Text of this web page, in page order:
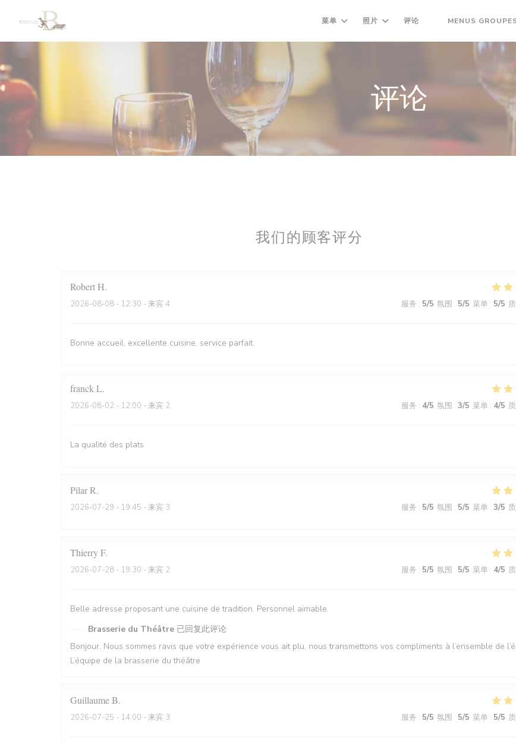
菜单 照片 评论 MENUS
评论
我们的顾客评分
RobertH
2026-08-08 - 12:30 - 来宾 4 服务 : 5/5 氛围 : 5/5 菜单 : 5/5
Bonne accueil, excellente cuisine, service parfait.
franck L
2026-08-02 - 12:00 - 来宾 2 服务 : 4/5 氛围 : 3/5 菜单 : 4/5
La qualité des plats
PilarR
2026-07-29 - 19:45 - 来宾 3 服务 : 5/5 氛围 : 5/5 菜单 : 3/5
ThierryF
2026-07-28 - 19:30 - 来宾 2 服务 : 5/5 氛围 : 5/5 菜单 : 4/5
Belle adresse proposant une cuisine de tradition. Personnel aimable.
Brasserie du Théâtre 已回复此评论
Bonjour, Nous sommes ravis que votre expérience vous ait plu, nous transmettons vos compliments à l’ensemble de
L’équipe de la brasserie du théâtre
GuillaumeB
2026-07-25 - 14:00 - 来宾 3 服务 : 5/5 氛围 : 5/5 菜单 : 5/5